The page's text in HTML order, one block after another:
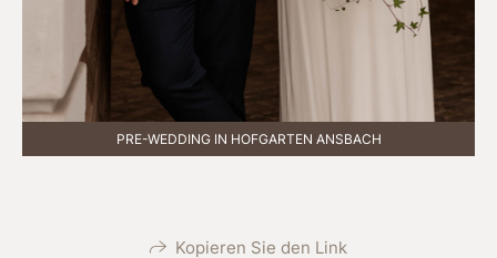
PRE-WEDDING IN HOFGARTEN ANSBACH
Kopieren Sie den Link